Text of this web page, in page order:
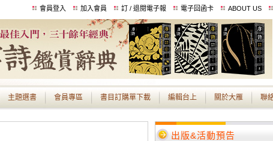
會員登入 加入會員 訂 / 退閱電子報 電子回函卡 ABOUT US
主題選書 會員專區 書目訂購單下載 編輯台上 關於大雁 聯
出版&活動預告